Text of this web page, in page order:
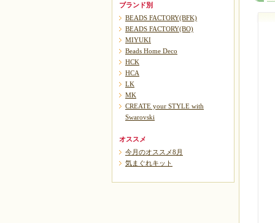
ブランド別
BEADS FACTORY(BFK)
BEADS FACTORY(BO)
MIYUKI
Beads Home Deco
HCK
HCA
LK
MK
CREATE your STYLE with
Swarovski
オススメ
今月のオススメ8月
気まぐれキット